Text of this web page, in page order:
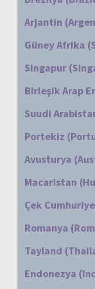
Arjantin
Güney Afrika
Singapur
Birleşik Arap
Suudi
Portekiz
Avusturya
Macaristan
Çek
Romanya
Tayland
Endonezya